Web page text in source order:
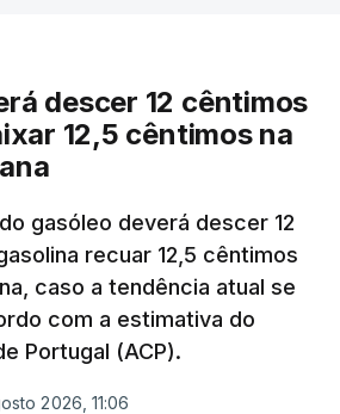
descer 12 cêntimos
12,5 cêntimos na
gasóleo deverá descer 12
recuar 12,5 cêntimos
caso a tendência atual se
com a estimativa do
Portugal (ACP).
2026, 11:06